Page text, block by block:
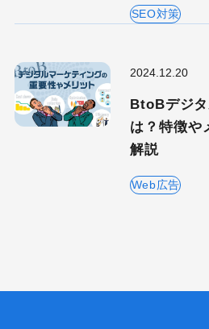
SEO対策
2024.12.20
BtoBデジ
は？特徴や
解説
Web広告